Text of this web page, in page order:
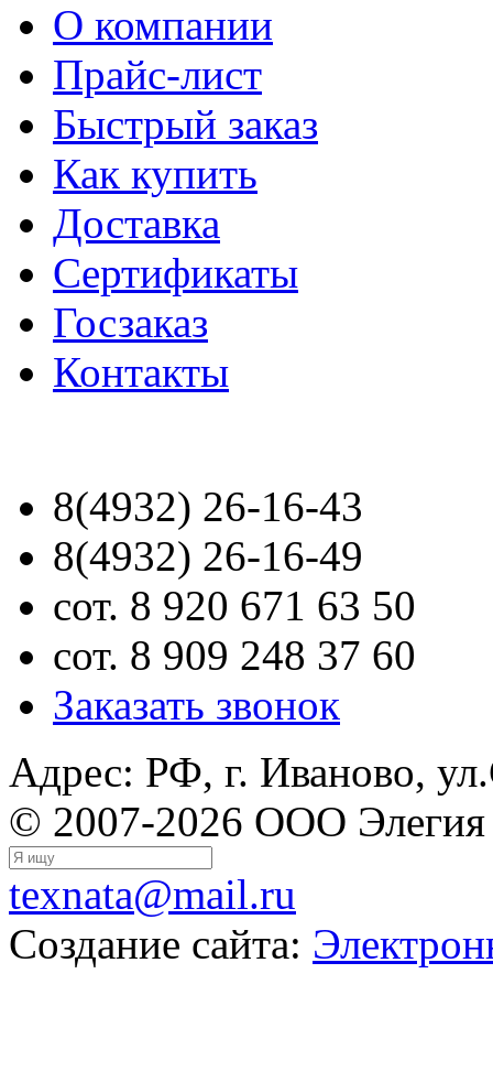
О компании
Прайс-лист
Быстрый заказ
Как купить
Доставка
Сертификаты
Госзаказ
Контакты
8(4932) 26-16-43
8(4932) 26-16-49
сот. 8 920 671 63 50
сот. 8 909 248 37 60
Заказать звонок
Адрес: РФ, г. Иваново,
© 2007-2026 ООО Элегия
texnata@mail.ru
Создание сайта: